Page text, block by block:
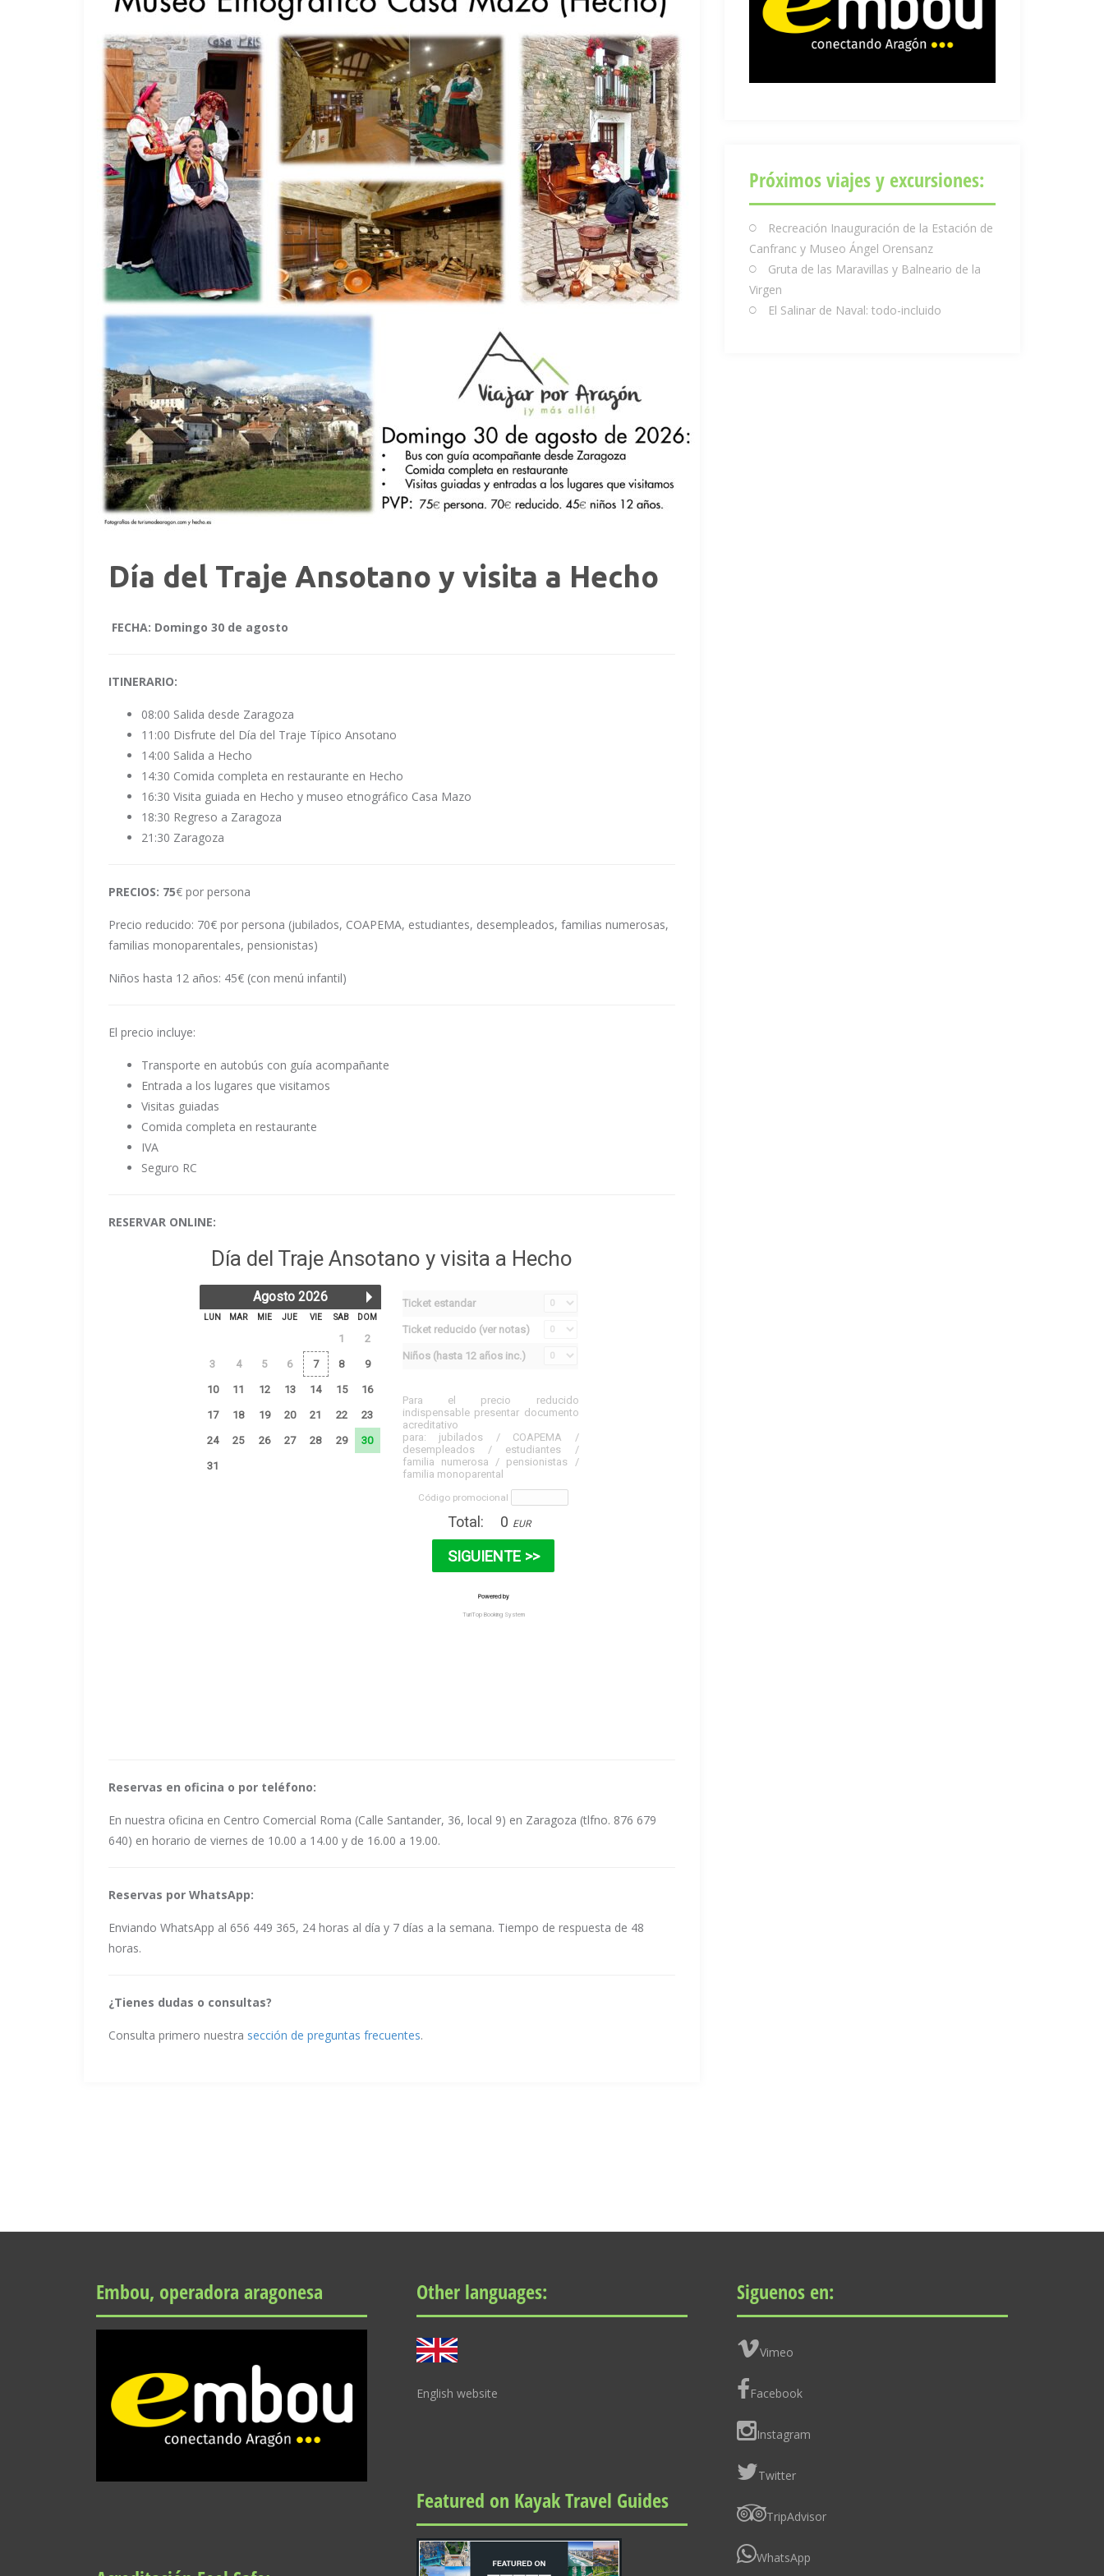
Día del Traje Ansotano y visita a Hecho
FECHA: Domingo 30 de agosto
ITINERARIO:
08:00 Salida desde Zaragoza
11:00 Disfrute del Día del Traje Típico Ansotano
14:00 Salida a Hecho
14:30 Comida completa en restaurante en Hecho
16:30 Visita guiada en Hecho y museo etnográfico Casa Mazo
18:30 Regreso a Zaragoza
21:30 Zaragoza
PRECIOS: 75€ por persona
Precio reducido: 70€ por persona (jubilados, COAPEMA, estudiantes, desempleados, familias numerosas,
familias monoparentales, pensionistas)
Niños hasta 12 años: 45€ (con menú infantil)
El precio incluye:
Transporte en autobús con guía acompañante
Entrada a los lugares que visitamos
Visitas guiadas
Comida completa en restaurante
IVA
Seguro RC
RESERVAR ONLINE:
Reservas en oficina o por teléfono:
En nuestra oficina en Centro Comercial Roma (Calle Santander, 36, local 9) en Zaragoza (tlfno. 876 679
640) en horario de viernes de 10.00 a 14.00 y de 16.00 a 19.00.
Reservas por WhatsApp:
Enviando WhatsApp al 656 449 365, 24 horas al día y 7 días a la semana. Tiempo de respuesta de 48
horas.
¿Tienes dudas o consultas?
Consulta primero nuestra sección de preguntas frecuentes.
Próximos viajes y excursiones:
Recreación Inauguración de la Estación de
Canfranc y Museo Ángel Orensanz
Gruta de las Maravillas y Balneario de la
Virgen
El Salinar de Naval: todo-incluido
Embou, operadora aragonesa Other languages:
English website
Featured on Kayak Travel Guides
Siguenos en:
Vimeo
Facebook
Instagram
Twitter
TripAdvisor
WhatsApp